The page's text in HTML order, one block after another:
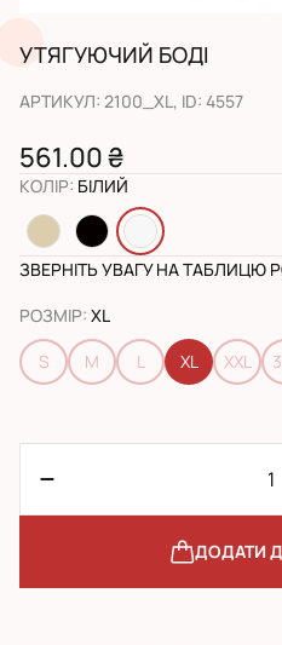
УТЯГУЮЧИЙ БОДІ
АРТИКУЛ: 2100_XL, ID: 4557
561.00 ₴
КОЛІР: БІЛИЙ
ЗВЕРНІТЬ УВАГУ НА ТАБЛИЦЮ
РОЗМІР: XL
S M L XL XXL
ДОДАТИ